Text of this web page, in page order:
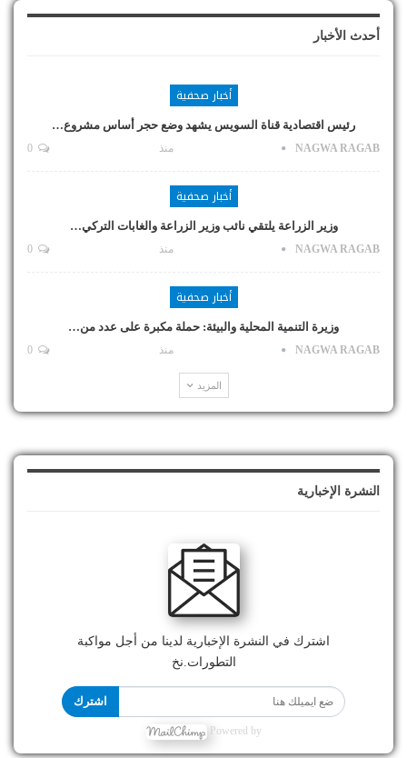
أحدث الأخبار
أخبار صحفية
رئيس اقتصادية قناة السويس يشهد وضع حجر أساس مشروع…
NAGWA RAGAB منذ
أخبار صحفية
وزير الزراعة يلتقي نائب وزير الزراعة والغابات التركي…
NAGWA RAGAB منذ
أخبار صحفية
وزيرة التنمية المحلية والبيئة: حملة مكبرة على عدد من…
NAGWA RAGAB منذ
المزيد
النشرة الإخبارية
اشترك في النشرة الإخبارية لدينا من أجل مواكبة
التطورات.نخ
اشترك
Powered by